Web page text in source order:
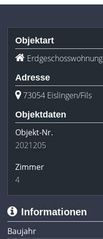
Objektart
Erdgeschosswohnung
Adresse
73054 Eislingen/Fils
Objektdaten
Objekt-Nr.
2021205
Zimmer
4
Informationen
Baujahr